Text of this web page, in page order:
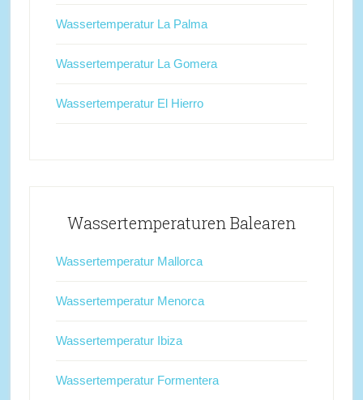
Wassertemperatur La Palma
Wassertemperatur La Gomera
Wassertemperatur El Hierro
Wassertemperaturen Balearen
Wassertemperatur Mallorca
Wassertemperatur Menorca
Wassertemperatur Ibiza
Wassertemperatur Formentera